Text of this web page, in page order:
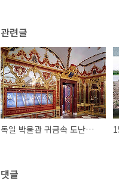
관련글
독일 박물관 귀금속 도난사건과 entrapment, 그리고 국립공주박물관 강도약탈 사건
댓글